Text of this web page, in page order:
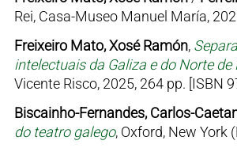
Rei, Casa-Museo Manuel María,
Freixeiro Mato, Xosé Ramón,
intelectuais da Galiza e do Norte
Vicente Risco, 2025, 264 pp. [ISBN
Biscainho-Fernandes, Carlos-
do teatro galego, Oxford, New York